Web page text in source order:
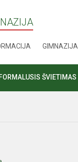
GIMNAZIJA
ŠVIETIMAS